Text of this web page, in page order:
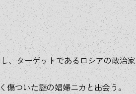
、ターゲットであるロシアの政治
傷ついた謎の娼婦ニカと出会う。